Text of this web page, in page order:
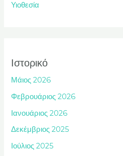
Υιοθεσία
Ιστορικό
Μάιος 2026
Φεβρουάριος 2026
Ιανουάριος 2026
Δεκέμβριος 2025
Ιούλιος 2025